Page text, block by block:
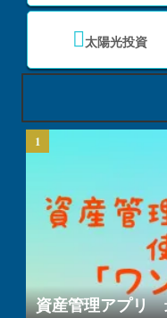
太陽光投資
資産管理アプリ